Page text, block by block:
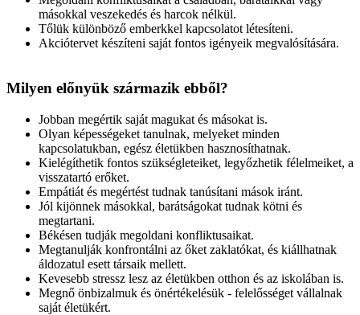
másokkal veszekedés és harcok nélkül.
Tőlük különböző emberkkel kapcsolatot létesíteni.
Akciótervet készíteni saját fontos igényeik megvalósítására.
Milyen előnyük származik ebből?
Jobban megértik saját magukat és másokat is.
Olyan képességeket tanulnak, melyeket minden
kapcsolatukban, egész életükben hasznosíthatnak.
Kielégíthetik fontos szükségleteiket, legyőzhetik félelmeiket, a
visszatartó erőket.
Empátiát és megértést tudnak tanúsítani mások iránt.
Jól kijönnek másokkal, barátságokat tudnak kötni és
megtartani.
Békésen tudják megoldani konfliktusaikat.
Megtanulják konfrontálni az őket zaklatókat, és kiállhatnak
áldozatul esett társaik mellett.
Kevesebb stressz lesz az életükben otthon és az iskolában is.
Megnő önbizalmuk és önértékelésük - felelősséget vállalnak
saját életükért.​​​​​​​​​​​